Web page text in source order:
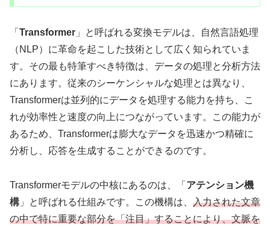
「 Transformer 」と呼ばれる変換モデルは、自然言語処理
（NLP）に革命を起こした技術として広く知られていま
す。その最も特筆すべき特徴は、データの処理と分析方法
にあります。従来のシーケンシャルな処理とは異なり、
Transformerは並列的にデータを処理する能力を持ち、こ
れが効率性と速度の向上につながっています。この能力が
あるため、Transformerは膨大なデータを迅速かつ精確に
分析し、応答を生成することができるのです。
Transformerモデルの中核にあるのは、「 アテンション機
構 」と呼ばれる仕組みです。この機構は、 入力された文章
の中で特に重要な部分を「注目」することにより、文脈を